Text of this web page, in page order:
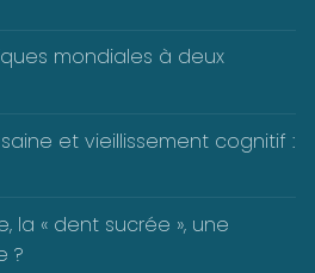
mondiales à deux
et vieillissement cognitif :
la « dent sucrée », une
?